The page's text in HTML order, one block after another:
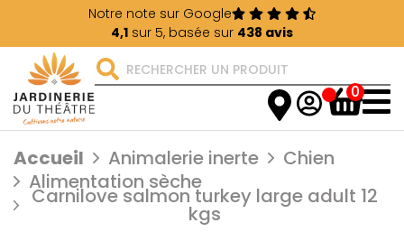
Notre note sur Google
4,1 sur 5, basée sur 438 avis
0
Accueil Animalerie inerte
Chien
Alimentation sèche
Carnilove salmon turkey large adult 12
kgs